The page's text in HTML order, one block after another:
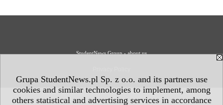
Grupa StudentNews.pl Sp. z o.o. and its partners use
cookies and similar technologies to implement, among
others statistical and advertising services in accordance
StudentNews Group - about us